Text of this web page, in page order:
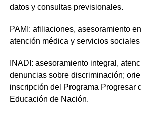
datos y consultas previsionales.
PAMI: afiliaciones, asesoramiento
atención médica y servicios
INADI: asesoramiento integral,
denuncias sobre discriminación;
inscripción del Programa Progresar
Educación de Nación.